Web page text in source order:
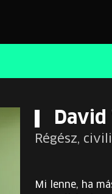
Régész,
Mi lenne, ha